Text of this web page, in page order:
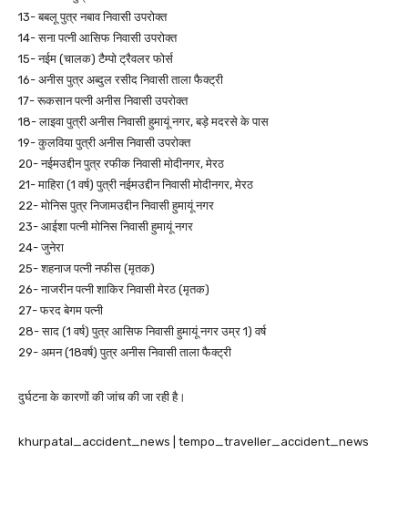
13- बबलू पुत्र नबाव निवासी उपरोक्त
14- सना पत्नी आसिफ निवासी उपरोक्त
15- नईम (चालक) टैम्पो ट्रैवलर फोर्स
16- अनीस पुत्र अब्दुल रसीद निवासी ताला फैक्ट्री
17- रूकसान पत्नी अनीस निवासी उपरोक्त
18- लाइवा पुत्री अनीस निवासी हुमायूं नगर, बड़े मदरसे के पास
19- कुलविया पुत्री अनीस निवासी उपरोक्त
20- नईमउद्दीन पुत्र रफीक निवासी मोदीनगर, मेरठ
21- माहिरा (1 वर्ष) पुत्री नईमउद्दीन निवासी मोदीनगर, मेरठ
22- मोनिस पुत्र निजामउद्दीन निवासी हुमायूं नगर
23- आईशा पत्नी मोनिस निवासी हुमायूं नगर
24- जुनेरा
25- शहनाज पत्नी नफीस (मृतक)
26- नाजरीन पत्नी शाकिर निवासी मेरठ (मृतक)
27- फरद बेगम पत्नी
28- साद (1 वर्ष) पुत्र आसिफ निवासी हुमायूं नगर उम्र 1) वर्ष
29- अमन (18वर्ष) पुत्र अनीस निवासी ताला फैक्ट्री
दुर्घटना के कारणों की जांच की जा रही है।
khurpatal_accident_news | tempo_traveller_accident_news